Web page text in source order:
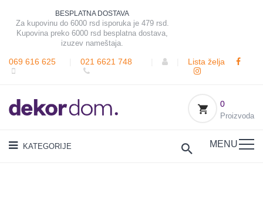
BESPLATNA DOSTAVA
Za kupovinu do 6000 rsd isporuka je 479 rsd.
Kupovina preko 6000 rsd besplatna dostava,
izuzev nameštaja.
069 616 625 021 6621 748 Lista želja
0
Proizvoda
KATEGORIJE MENU